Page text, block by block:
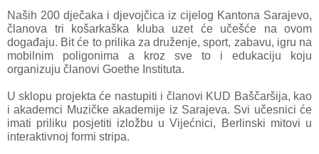
Naših 200 dječaka i djevojčica iz cijelog Kantona Sarajevo,
članova tri košarkaška kluba uzet će učešće na ovom
događaju. Bit će to prilika za druženje, sport, zabavu, igru na
mobilnim poligonima a kroz sve to i edukaciju koju
organizuju članovi Goethe Instituta.
U sklopu projekta će nastupiti i članovi KUD Baščaršija, kao
i akademci Muzičke akademije iz Sarajeva. Svi učesnici će
imati priliku posjetiti izložbu u Vijećnici, Berlinski mitovi u
interaktivnoj formi stripa.